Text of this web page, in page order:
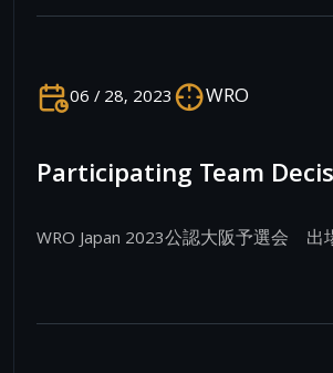
06 / 28, 2023 WRO
Participating Team
WRO Japan 2023公認大阪予選会 出